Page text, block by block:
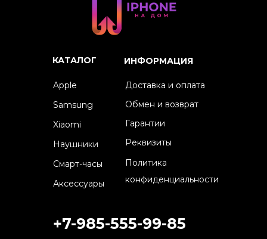
КАТАЛОГ ИНФОРМАЦИЯ
Apple
Доставка и оплата
Samsung
Обмен и возврат
Xiaomi
Гарантии
Реквизиты
Политика
конфиденциальности
+7-985-555-99-85
Наушники
Смарт-часы
Аксессуары